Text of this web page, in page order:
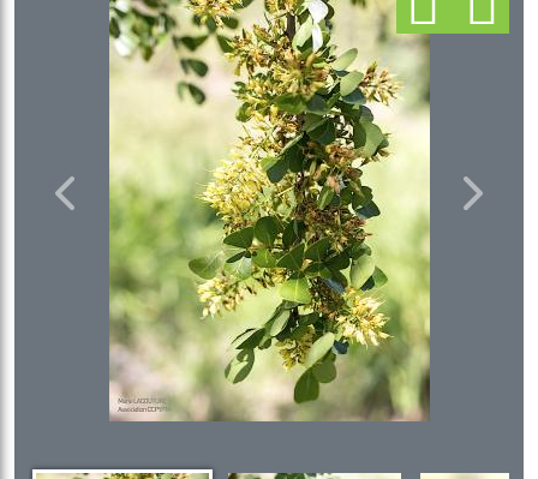
Previous Next